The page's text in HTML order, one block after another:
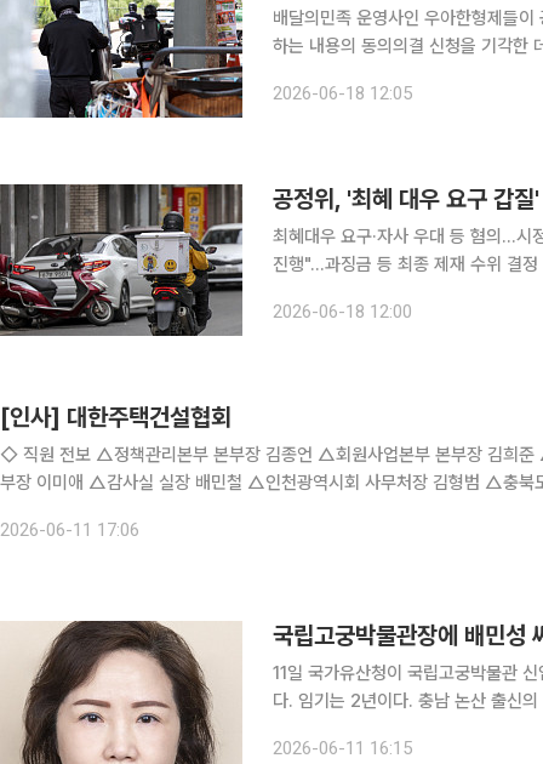
배달의민족 운영사인 우아한형제들
하는 내용의 동의의결 신청을 기각한
아한형제들이 제시한 동의의결 상생
2026-06-18 12:05
최혜대우 요구·자사 우대 등 혐의…시
진행"…과징금 등 최종 제재 수위 결정 예정 입점 업체에 최혜 대우를 요구한 혐의 등
2026-06-18 12:00
[인사] 대한주택건설협회
◇ 직원 전보 △정책관리본부 본부장 김종언 △회원사업본부 본부장 김희준 △전략기획본부 기획조정부장 석형화 △전략기획본부 홍보
부장 이미애 △감사실 실장 배민철 △인천광역시회 사무처장 김형범 △충
2026-06-11 17:06
국립고궁박물관장에 배민성
11일 국가유산청이 국립고궁박물관
다. 임기는 2년이다. 충남 논산 출신의 배 신임 관장은 충남대 통계학과를 졸업하고 행정직 공무원
2026-06-11 16:15